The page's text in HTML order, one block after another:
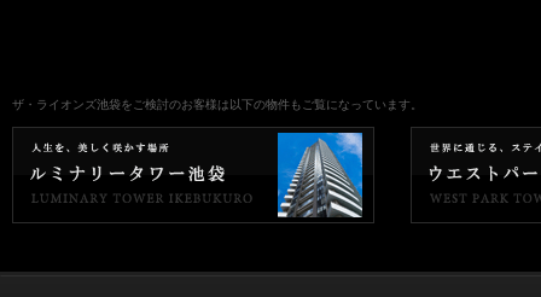
ザ・ライオンズ池袋をご検討のお客様は以下の物件もご覧になっています。